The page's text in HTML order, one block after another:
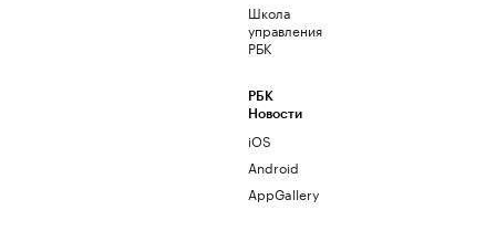
Школа
управления
РБК
РБК
Новости
iOS
Android
AppGallery